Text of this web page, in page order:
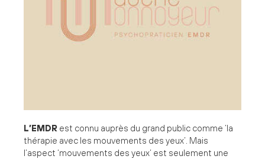
L’EMDR est connu auprès du grand public comme ‘la
thérapie avec les mouvements des yeux’. Mais
l’aspect ‘mouvements des yeux’ est seulement une